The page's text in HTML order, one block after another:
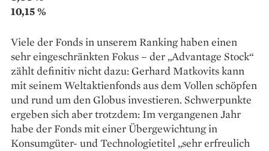
Google-Mutterkonzern Alphabet ­sowie in
Mastercard und Accenture.
15.
FRIEDRICH SCHAGERL
WSS-International
6,27 %